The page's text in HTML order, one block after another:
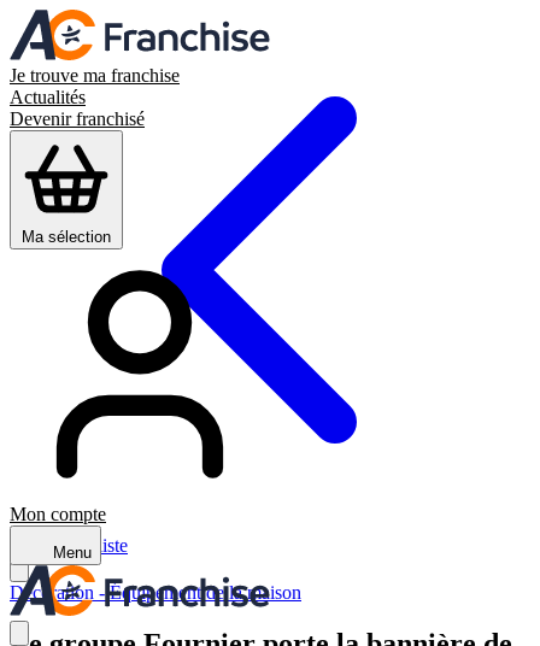
Je trouve ma franchise
Actualités
Devenir franchisé
Ma sélection
Mon compte
Menu
Retour à la liste
Décoration - Équipement de la maison